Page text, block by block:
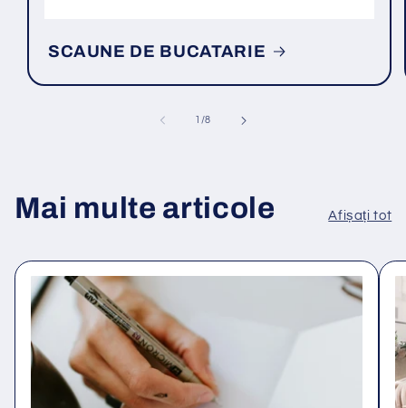
SCAUNE DE BUCATARIE
1 /din
8
Mai multe articole Afișați tot